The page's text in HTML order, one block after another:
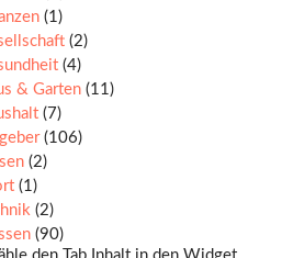
(1)
(2)
(4)
& Garten (11)
(7)
(106)
(2)
(1)
(2)
(90)